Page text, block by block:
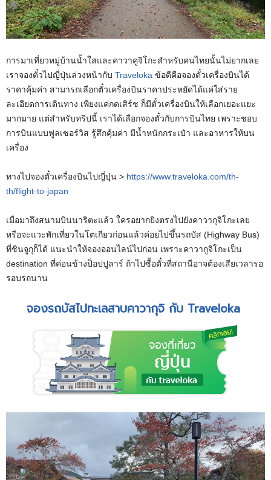
การมาเที่ยวหมู่บ้านน้ำใสและคาวาคูจิโกะสำหรับคนไทยนั้นไม่ยากเลย
เราจองตั๋วไปญี่ปุ่นล่วงหน้ากับ Traveloka ข้อดีคือจองตั๋วเครื่องบินได้
ราคาคุ้มค่า สามารถเลือกตั๋วเครื่องบินราคาประหยัดได้แค่ใส่ราย
ละเอียดการเดินทาง เพียงแค่กดเสิร์ช ก็มีตั๋วเครื่องบินให้เลือกเยอะแยะ
มากมาย แต่สำหรับทริปนี้ เราได้เลือกจองตั๋วกับการบินไทย เพราะชอบ
การบินแบบฟูลเซอร์วิส รู้สึกคุ้มค่า มีน้ำหนักกระเป๋า และอาหารให้บน
เครื่อง
ทางไปจองตั๋วเครื่องบินไปญี่ปุ่น > https://www.traveloka.com/th-
th/flight-to-japan
เมื่อมาถึงสนามบินนาริตะแล้ว ใครอยากยิงตรงไปยังคาวากุจิโกะเลย
หรือจะแวะพักเที่ยวในโตเกียวก่อนแล้วค่อยไปขึ้นรถบัส (Highway Bus)
ที่ชินจูกุก็ได้ แนะนำให้จองออนไลน์ไปก่อน เพราะคาวากูจิโกะเป็น
destination ที่ค่อนข้างป็อปปูลาร์ ถ้าไปซื้อตั๋วที่สถานีอาจต้องเสียเวลารอ
รอบรถนาน
จองรถบัสไปทะเลสาบคาวากุจิ กับ Traveloka